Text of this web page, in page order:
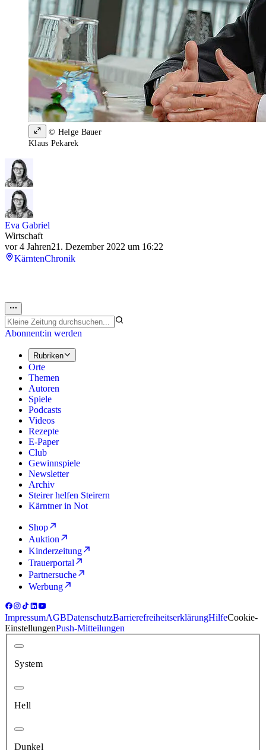
© Helge Bauer
Klaus Pekarek
Eva Gabriel
Wirtschaft
vor 4 Jahren21. Dezember 2022 um 16:22
KärntenChronik
Abonnent:in werden
Rubriken
Orte
Themen
Autoren
Spiele
Podcasts
Videos
Rezepte
E-Paper
Club
Gewinnspiele
Newsletter
Archiv
Steirer helfen Steirern
Kärntner in Not
Shop
Auktion
Kinderzeitung
Trauerportal
Partnersuche
Werbung
ImpressumAGBDatenschutzBarrierefreiheitserklärungHilfeCookie-
EinstellungenPush-Mitteilungen
System
Hell
Dunkel